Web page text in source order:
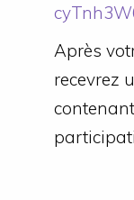
Après
recevrez